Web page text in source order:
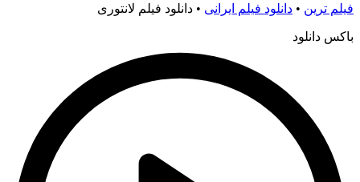
فیلم ترین • دانلود فیلم ایرانی • دانلود فیلم لانتوری
باکس دانلود